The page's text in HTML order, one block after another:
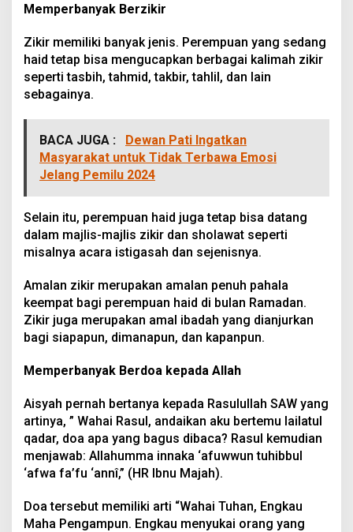
Memperbanyak Berzikir
Zikir memiliki banyak jenis. Perempuan yang sedang
haid tetap bisa mengucapkan berbagai kalimah zikir
seperti tasbih, tahmid, takbir, tahlil, dan lain
sebagainya.
BACA JUGA :
Dewan Pati Ingatkan
Masyarakat untuk Tidak Terbawa Emosi
Jelang Pemilu 2024
Selain itu, perempuan haid juga tetap bisa datang
dalam majlis-majlis zikir dan sholawat seperti
misalnya acara istigasah dan sejenisnya.
Amalan zikir merupakan amalan penuh pahala
keempat bagi perempuan haid di bulan Ramadan.
Zikir juga merupakan amal ibadah yang dianjurkan
bagi siapapun, dimanapun, dan kapanpun.
Memperbanyak Berdoa kepada Allah
Aisyah pernah bertanya kepada Rasulullah SAW yang
artinya, ” Wahai Rasul, andaikan aku bertemu lailatul
qadar, doa apa yang bagus dibaca? Rasul kemudian
menjawab: Allahumma innaka ‘afuwwun tuhibbul
‘afwa fa’fu ‘annî,” (HR Ibnu Majah).
Doa tersebut memiliki arti “Wahai Tuhan, Engkau
Maha Pengampun. Engkau menyukai orang yang